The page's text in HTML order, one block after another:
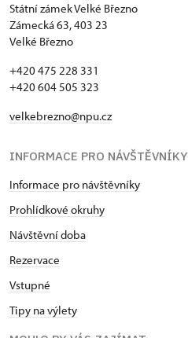
Státní zámek Velké Březno
Zámecká 63, 403 23
Velké Březno
+420 475 228 331
+420 604 505 323
velkebrezno@npu.cz
INFORMACE PRO NÁVŠTĚVNÍKY
Informace pro návštěvníky
Prohlídkové okruhy
Návštěvní doba
Rezervace
Vstupné
Tipy na výlety